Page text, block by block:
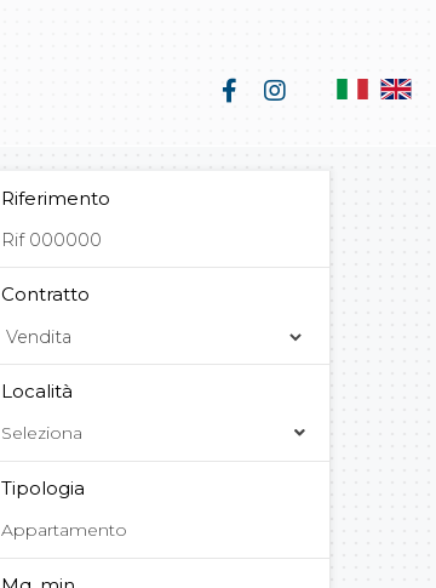
Riferimento
Contratto
Località
Seleziona
Tipologia
Appartamento